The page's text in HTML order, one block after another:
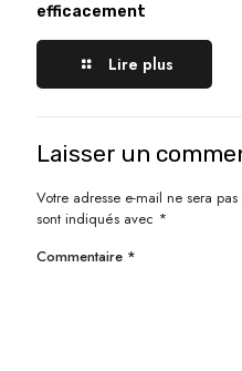
efficacement
Lire plus
Laisser un
Votre adresse e-mail ne sera
sont indiqués avec *
Commentaire *